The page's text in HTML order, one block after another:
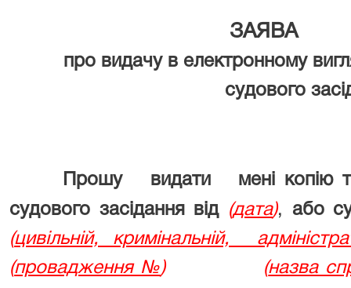
ЗАЯВА
про видачу в електронному
судового
Прошу видати мені копію
судового засідання від
(дата), або
(цивільній, кримінальній,
(провадження №) (назва